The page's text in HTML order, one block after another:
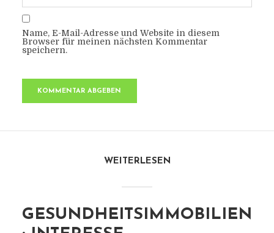
Name, E-Mail-Adresse und Website in diesem
Browser für meinen nächsten Kommentar
speichern.
WEITERLESEN
GESUNDHEITSIMMOBILIEN